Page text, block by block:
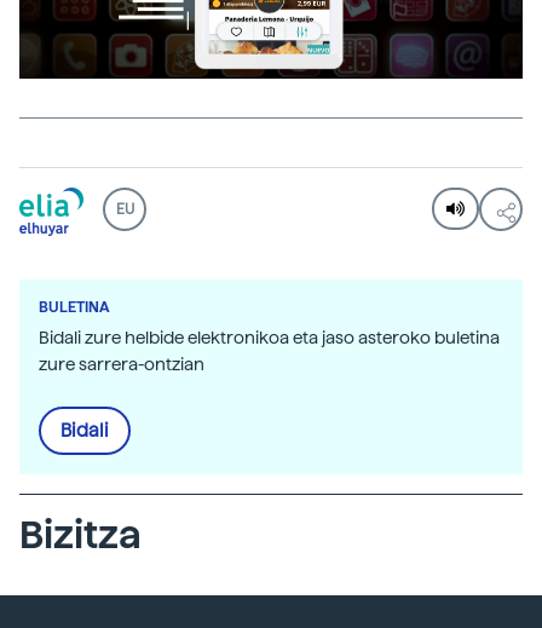
EU
BULETINA
Bidali zure helbide elektronikoa eta jaso asteroko buletina
zure sarrera-ontzian
Bidali
Bizitza